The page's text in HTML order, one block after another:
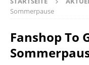
Sommerpause
Fanshop To